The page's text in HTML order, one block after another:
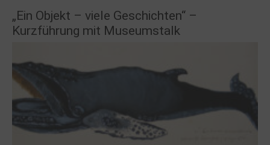
„Ein Objekt – viele Geschichten“ –
Kurzführung mit Museumstalk